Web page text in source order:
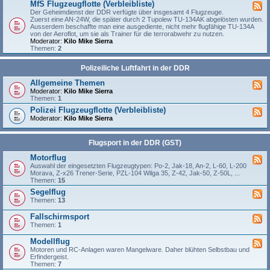
MfS Flugzeugflotte (Verbleibliste)
Der Geheimdienst der DDR verfügte über insgesamt 4 Flugzeuge.
Zuerst eine AN-24W, die später durch 2 Tupolew TU-134AK abgelösten wurden.
Ausserdem beschaffte man eine ausgediente, nicht mehr flugfähige TU-134A
von der Aeroflot, um sie als Trainer für die terrorabwehr zu nutzen.
Moderator: Kilo Mike Sierra
Themen: 2
Polizeiliche Luftfahrt in der DDR
Allgemeine Themen
Moderator: Kilo Mike Sierra
Themen: 1
Polizei Flugzeugflotte (Verbleibliste)
Moderator: Kilo Mike Sierra
Flugsport in der DDR (GST)
Motorflug
Auswahl der eingesetzten Flugzeugtypen: Po-2, Jak-18, An-2, L-60, L-200
Morava, Z-x26 Trener-Serie, PZL-104 Wilga 35, Z-42, Jak-50, Z-50L, ...
Themen: 15
Segelflug
Themen: 13
Fallschirmsport
Themen: 1
Modellflug
Motoren und RC-Anlagen waren Mangelware. Daher blühten Selbstbau und
Erfindergeist.
Themen: 7